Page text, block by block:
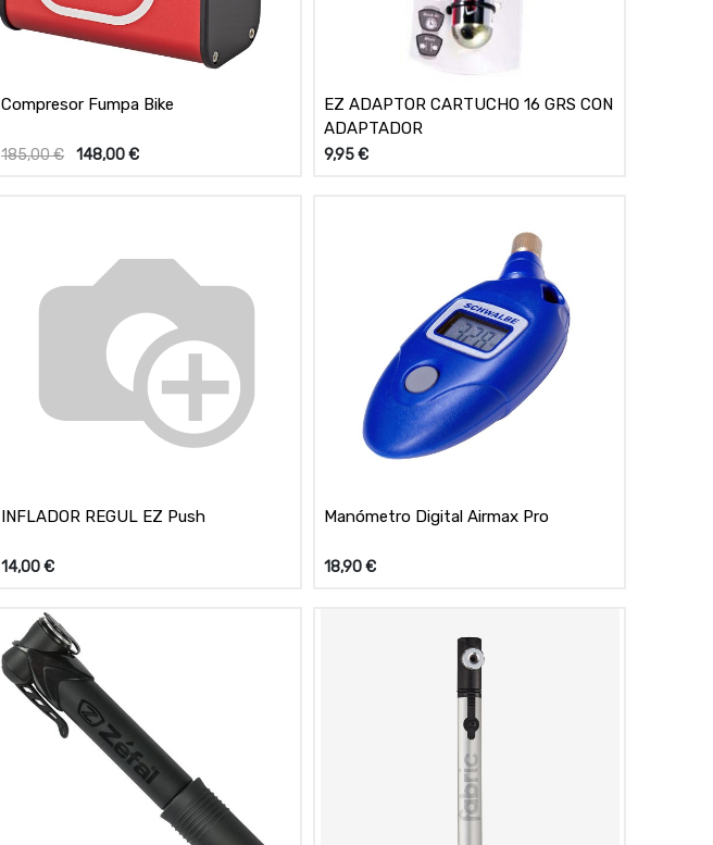
Compresor Fumpa Bike
185,00€ 148,00€
EZ ADAPTOR CARTUCHO 16 GRS CON
ADAPTADOR
9,95€
INFLADOR REGUL EZ Push
14,00€
Manómetro Digital Airmax Pro
18,90€